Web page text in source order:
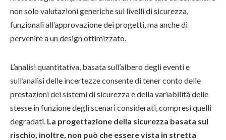
non solo valutazioni generiche sui livelli di sicurezza,
funzionali all’approvazione dei progetti, ma anche di
pervenire a un design ottimizzato.
L’analisi quantitativa, basata sull’albero degli eventi e
sull’analisi delle incertezze consente di tener conto delle
prestazioni dei sistemi di sicurezza e della variabilità delle
stesse in funzione degli scenari considerati, compresi quelli
degradati. La progettazione della sicurezza basata sul
rischio, inoltre, non può che essere vista in stretta